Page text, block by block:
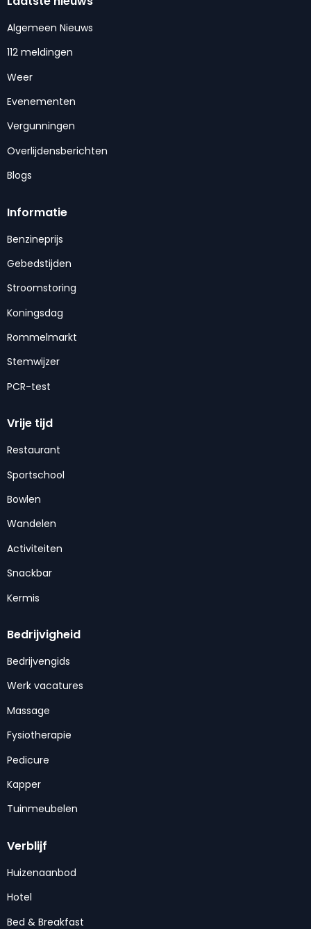
Algemeen Nieuws
112 meldingen
Weer
Evenementen
Vergunningen
Overlijdensberichten
Blogs
Informatie
Benzineprijs
Gebedstijden
Stroomstoring
Koningsdag
Rommelmarkt
Stemwijzer
PCR-test
Vrije tijd
Restaurant
Sportschool
Bowlen
Wandelen
Activiteiten
Snackbar
Kermis
Bedrijvigheid
Bedrijvengids
Werk vacatures
Massage
Fysiotherapie
Pedicure
Kapper
Tuinmeubelen
Verblijf
Huizenaanbod
Hotel
Bed & Breakfast